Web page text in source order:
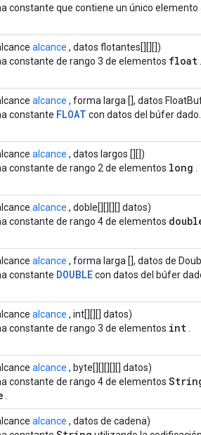
constante que contiene un único elemento
alcance , datos flotantes[][][])
constante de rango 3 de elementos float
alcance , forma larga [], datos
constante FLOAT con datos del búfer dado.
alcance , datos largos [][])
constante de rango 2 de elementos long
alcance , doble[][][][] datos)
constante de rango 4 de elementos
alcance , forma larga [], datos de
constante DOUBLEcon datos del búfer
alcance , int[][][] datos)
constante de rango 3 de elementos int
alcance , byte[][][][][] datos)
constante de rango 4 de elementos
alcance , datos de cadena)